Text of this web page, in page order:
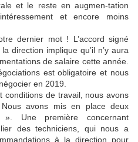
et le reste en augmen-tation
et encore moins
dernier mot ! L’accord signé
direction implique qu’il n’y aura
de salaire cette année.
est obligatoire et nous
en 2019.
conditions de travail, nous avons
Nous avons mis en place deux
Une première concernant
des techniciens, qui nous a
à la direction pour